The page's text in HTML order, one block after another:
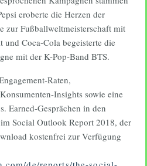
eroberte die Herzen der
zur Fußballweltmeisterschaft mit
Coca-Cola begeisterte die
mit der K-Pop-Band BTS.
Raten,
Insights sowie eine
Earned-Gesprächen in den
Social Outlook Report 2018, der
kostenfrei zur Verfügung